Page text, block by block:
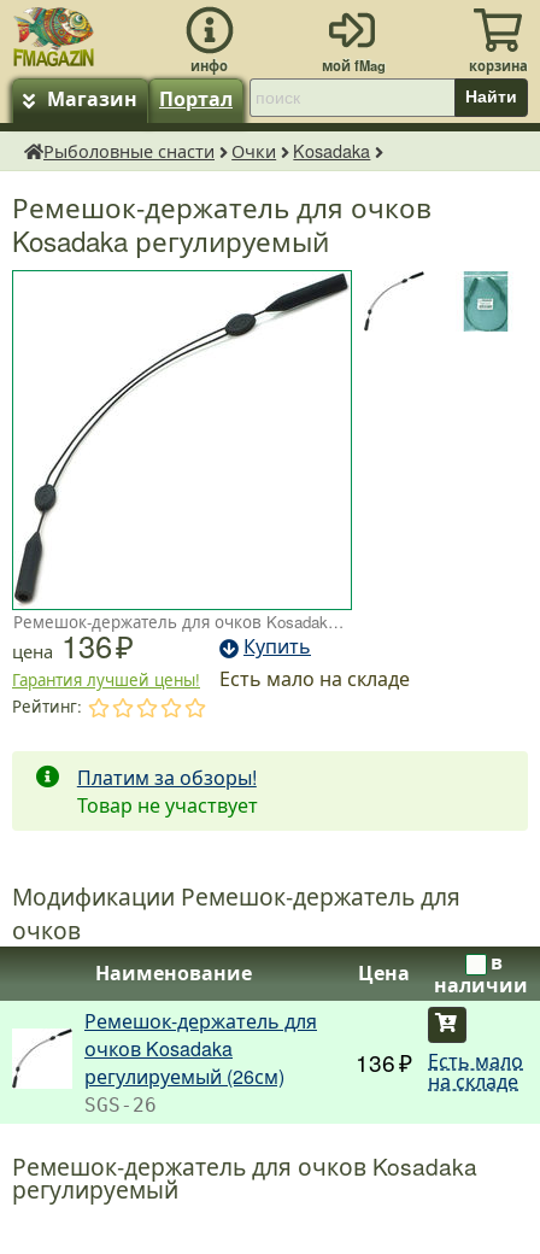
Магазин Портал Найти
fMagazin.ru
Рыболовные снасти Очки Kosadaka
Ремешок-держатель для очков
Kosadaka регулируемый
Ремешок-держатель для очков Kosadaka регулируемый (26см)
цена 136
Гарантия лучшей цены!
Купить
Есть мало на складе
Рейтинг:
Платим за обзоры!
Товар не участвует
Модификации Ремешок-держатель для
очков
Наименование Цена
в
наличии
Ремешок-держатель для
очков Kosadaka
регулируемый (26см)
SGS-26
136 Есть мало
на складе
Ремешок-держатель для очков Kosadaka
регулируемый